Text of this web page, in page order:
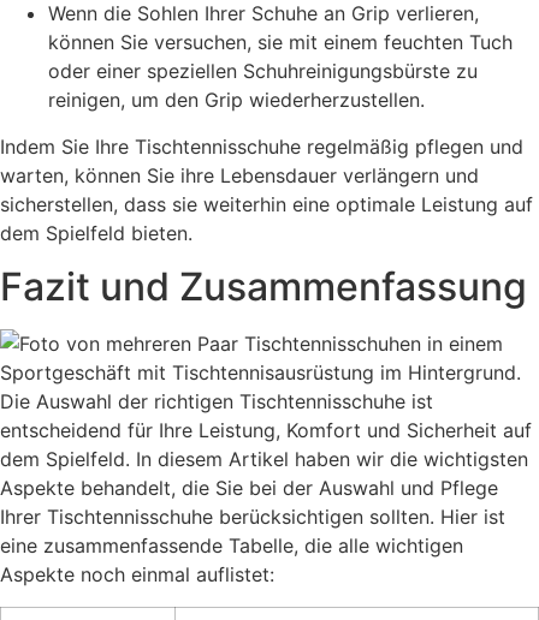
Wenn die Sohlen Ihrer Schuhe an Grip verlieren,
können Sie versuchen, sie mit einem feuchten Tuch
oder einer speziellen Schuhreinigungsbürste zu
reinigen, um den Grip wiederherzustellen.
Indem Sie Ihre Tischtennisschuhe regelmäßig pflegen und
warten, können Sie ihre Lebensdauer verlängern und
sicherstellen, dass sie weiterhin eine optimale Leistung auf
dem Spielfeld bieten.
Fazit und Zusammenfassung
Die Auswahl der richtigen Tischtennisschuhe ist
entscheidend für Ihre Leistung, Komfort und Sicherheit auf
dem Spielfeld. In diesem Artikel haben wir die wichtigsten
Aspekte behandelt, die Sie bei der Auswahl und Pflege
Ihrer Tischtennisschuhe berücksichtigen sollten. Hier ist
eine zusammenfassende Tabelle, die alle wichtigen
Aspekte noch einmal auflistet: